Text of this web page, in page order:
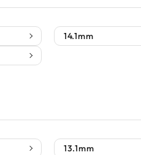
14.1mm
13.1mm